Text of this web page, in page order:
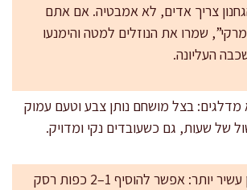
הגחנון צריך אדים, לא אמבטיה. אם אתם
שמרו את הנוזלים למטה והימנעו
העליונה.
מדלגים: בצל מושחם נותן צבע וטעם עמוק
של שעות, גם כשעובדים נקי ומדויק.
אם רוצים חמין עשיר יותר: אפשר להוסיף 1–2 כפות רסק